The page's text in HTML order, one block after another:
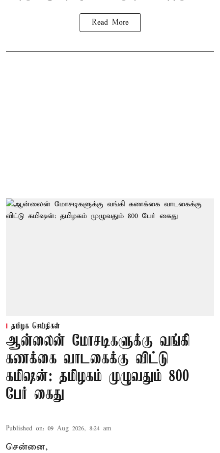
Read More
தமிழக செய்திகள்
ஆன்லைன் மோசடிகளுக்கு வங்கி
கணக்கை வாடகைக்கு விட்டு
கமிஷன்: தமிழகம் முழுவதும் 800
பேர் கைது
Published on: 09 Aug 2026, 8:24 am
சென்னை,